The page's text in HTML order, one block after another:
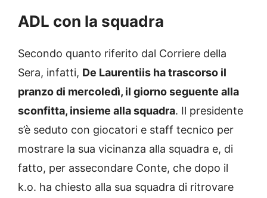
ADL con la squadra
Secondo quanto riferito dal Corriere della
Sera, infatti, De Laurentiis ha trascorso il
pranzo di mercoledì, il giorno seguente alla
sconfitta, insieme alla squadra. Il presidente
s’è seduto con giocatori e staff tecnico per
mostrare la sua vicinanza alla squadra e, di
fatto, per assecondare Conte, che dopo il
k.o. ha chiesto alla sua squadra di ritrovare